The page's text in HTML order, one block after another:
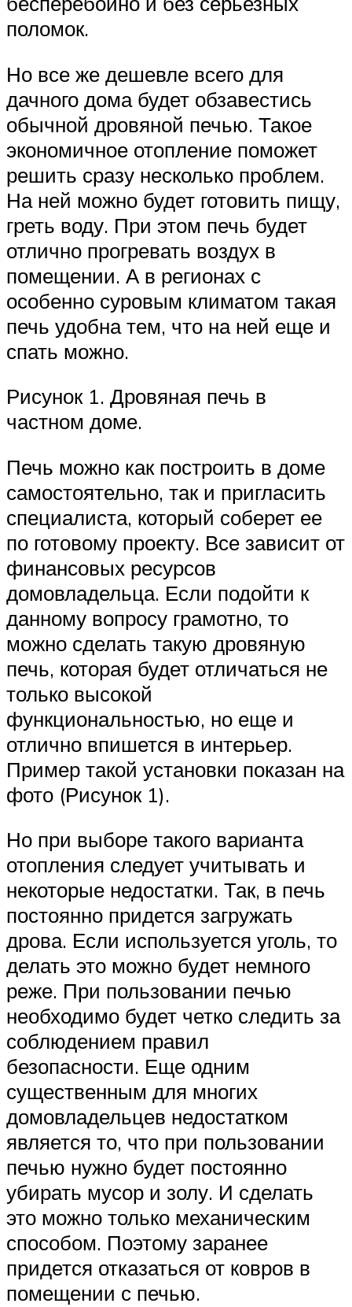
поломок.
Но все же дешевле всего для
дачного дома будет обзавестись
обычной дровяной печью. Такое
экономичное отопление поможет
решить сразу несколько проблем.
На ней можно будет готовить пищу,
греть воду. При этом печь будет
отлично прогревать воздух в
помещении. А в регионах с
особенно суровым климатом такая
печь удобна тем, что на ней еще и
спать можно.
Рисунок 1. Дровяная печь в
частном доме.
Печь можно как построить в доме
самостоятельно, так и пригласить
специалиста, который соберет ее
по готовому проекту. Все зависит от
финансовых ресурсов
домовладельца. Если подойти к
данному вопросу грамотно, то
можно сделать такую дровяную
печь, которая будет отличаться не
только высокой
функциональностью, но еще и
отлично впишется в интерьер.
Пример такой установки показан на
фото (Рисунок 1).
Но при выборе такого варианта
отопления следует учитывать и
некоторые недостатки. Так, в печь
постоянно придется загружать
дрова. Если используется уголь, то
делать это можно будет немного
реже. При пользовании печью
необходимо будет четко следить за
соблюдением правил
безопасности. Еще одним
существенным для многих
домовладельцев недостатком
является то, что при пользовании
печью нужно будет постоянно
убирать мусор и золу. И сделать
это можно только механическим
способом. Поэтому заранее
придется отказаться от ковров в
помещении с печью.